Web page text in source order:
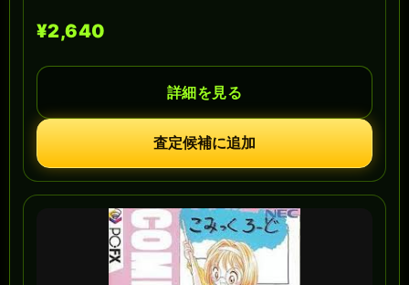
¥2,640
詳細を見る
査定候補に追加